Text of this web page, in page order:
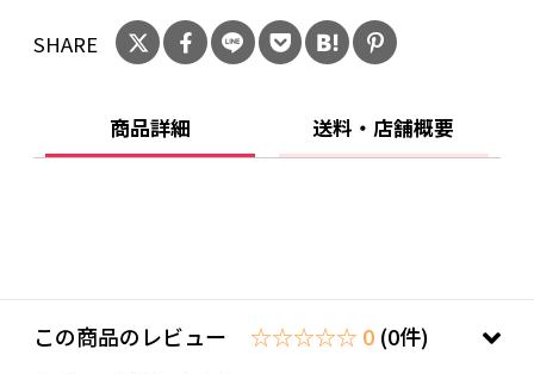
出したものに、さらにほうじ茶などを加えて丁
寧に仕上げ、鯛本来の旨味を一層引き立てるこ
この贅沢な鯛茶漬けを、鹿島殿が真心を込めて
お届けいたします。
切り身を一切れそのままお召し上がりくださ
SHARE
商品詳細 送料・店舗概要
この商品のレビュー ☆☆☆☆☆ 0 (0件)